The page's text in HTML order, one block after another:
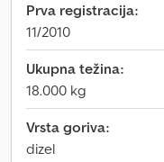
Prva registracija:
11/2010
Ukupna težina:
18.000 kg
Vrsta goriva:
dizel